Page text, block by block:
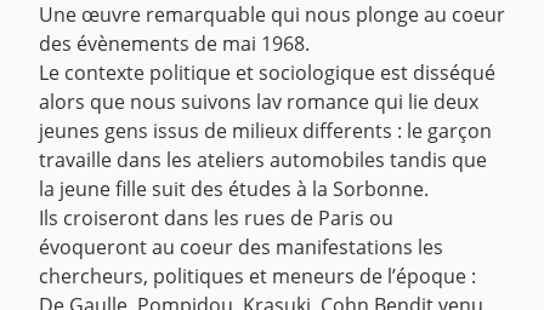
Une œuvre remarquable qui nous plonge au coeur
des évènements de mai 1968.
Le contexte politique et sociologique est disséqué
alors que nous suivons lav romance qui lie deux
jeunes gens issus de milieux differents : le garçon
travaille dans les ateliers automobiles tandis que
la jeune fille suit des études à la Sorbonne.
Ils croiseront dans les rues de Paris ou
évoqueront au coeur des manifestations les
chercheurs, politiques et meneurs de l’époque :